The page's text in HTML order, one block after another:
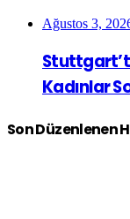
Ağustos 3,
Kadınlar
Son Düzenlenen